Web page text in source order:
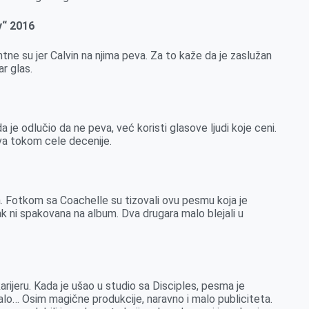
2016
su jer Calvin na njima peva. Za to kaže da je zaslužan
glas.
je odlučio da ne peva, već koristi glasove ljudi koje ceni.
tokom cele decenije.
sa Coachelle su tizovali ovu pesmu koja je
spakovana na album. Dva drugara malo blejali u
Kada je ušao u studio sa Disciples, pesma je
Osim magične produkcije, naravno i malo publiciteta.